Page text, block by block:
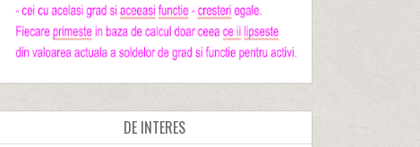
DE INTERES